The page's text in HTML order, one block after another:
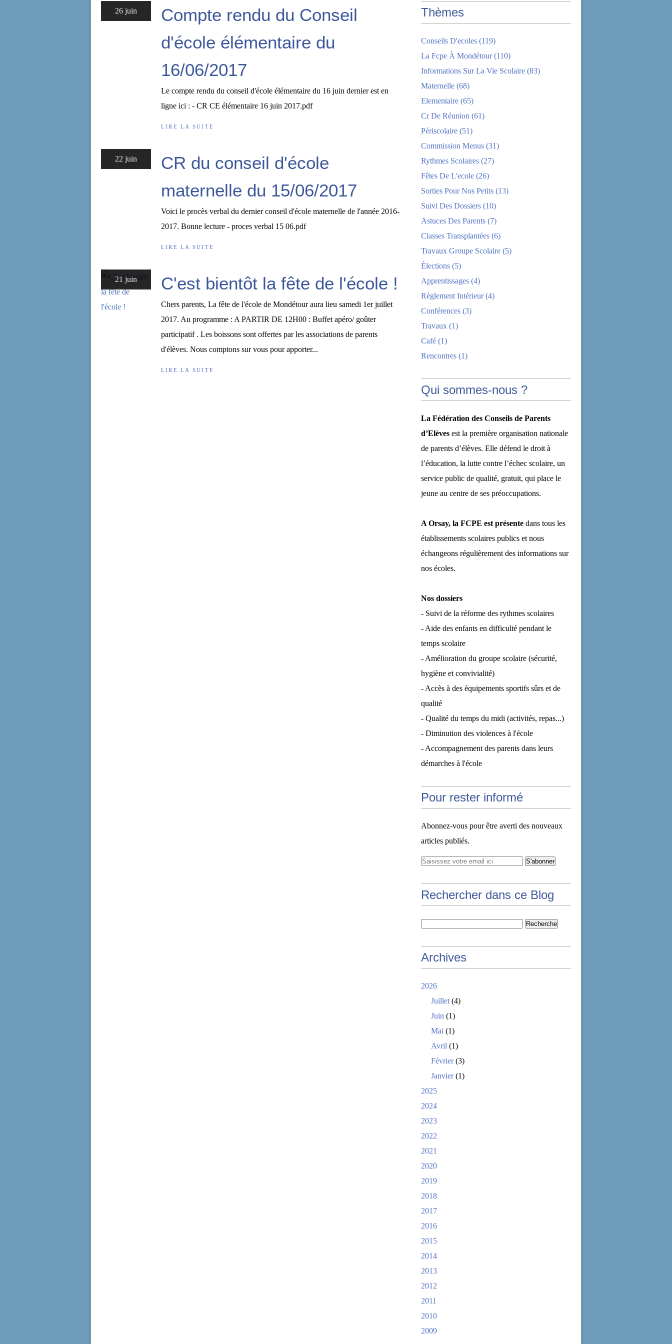
26 juin
Compte rendu du Conseil
d'école élémentaire du
16/06/2017
Le compte rendu du conseil d'école élémentaire du 16 juin dernier est en
ligne ici : - CR CE élémentaire 16 juin 2017.pdf
LIRE LA SUITE
22 juin
CR du conseil d'école
maternelle du 15/06/2017
Voici le procès verbal du dernier conseil d'école maternelle de l'année 2016-
2017. Bonne lecture - proces verbal 15 06.pdf
LIRE LA SUITE
21 juin C'est bientôt la fête de l'école !
Chers parents, La fête de l'école de Mondétour aura lieu samedi 1er juillet
2017. Au programme : A PARTIR DE 12H00 : Buffet apéro/ goûter
participatif . Les boissons sont offertes par les associations de parents
d'élèves. Nous comptons sur vous pour apporter...
LIRE LA SUITE
Thèmes
Conseils D'ecoles (119)
La Fcpe À Mondétour(110)
Informations Sur La Vie Scolaire (83)
Maternelle (68)
Elementaire (65)
Cr De Réunion (61)
Périscolaire (51)
Commission Menus (31)
Rythmes Scolaires (27)
Fêtes De L'ecole (26)
Sorties Pour Nos Petits (13)
Suivi Des Dossiers (10)
Astuces Des Parents (7)
Classes Transplantées (6)
Travaux Groupe Scolaire (5)
Élections (5)
Apprentissages (4)
Règlement Intérieur(4)
Conférences (3)
Travaux (1)
Café (1)
Rencontres (1)
Qui sommes-nous ?
La Fédération des Conseils de Parents
d’Elèves est la première organisation nationale
de parents d’élèves. Elle défend le droit à
l’éducation, la lutte contre l’échec scolaire, un
service public de qualité, gratuit, qui place le
jeune au centre de ses préoccupations.
A Orsay, la FCPE est présente dans tous les
établissements scolaires publics et nous
échangeons régulièrement des informations sur
nos écoles.
Nos dossiers
- Suivi de la réforme des rythmes scolaires
- Aide des enfants en difficulté pendant le
temps scolaire
- Amélioration du groupe scolaire (sécurité,
hygiène et convivialité)
- Accès à des équipements sportifs sûrs et de
qualité
- Qualité du temps du midi (activités, repas...)
- Diminution des violences à l'école
- Accompagnement des parents dans leurs
démarches à l'école
Pour rester informé
Abonnez-vous pour être averti des nouveaux
articles publiés.
Rechercher dans ce Blog
Archives
2026
Juillet (4)
Juin (1)
Mai (1)
Avril (1)
Février(3)
Janvier(1)
2025
2024
2023
2022
2021
2020
2019
2018
2017
2016
2015
2014
2013
2012
2011
2010
2009